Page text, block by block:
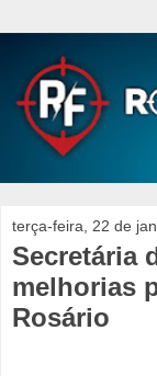
terça-feira, 22 de
Secretária
melhorias
Rosário